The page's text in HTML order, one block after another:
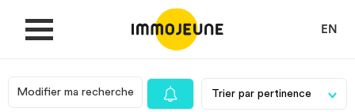
EN
MON COMPTE
Modifier ma recherche